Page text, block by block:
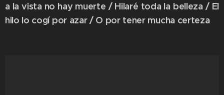
a la vista no hay muerte / Hilaré toda la belleza / El
hilo lo cogí por azar / O por tener mucha certeza